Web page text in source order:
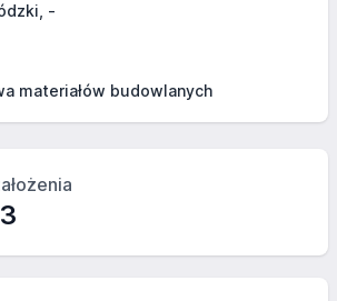
-
materiałów budowlanych